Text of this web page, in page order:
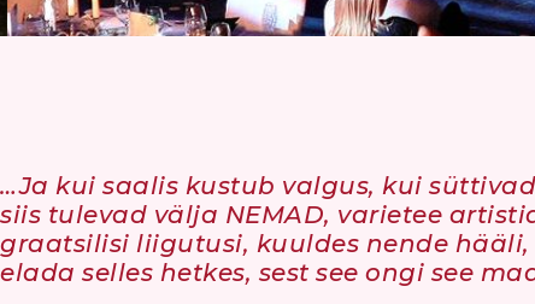
…Ja kui saalis kustub valgus, kui
siis tulevad välja NEMAD, varietee
graatsilisi liigutusi, kuuldes nende
elada selles hetkes, sest see ongi see